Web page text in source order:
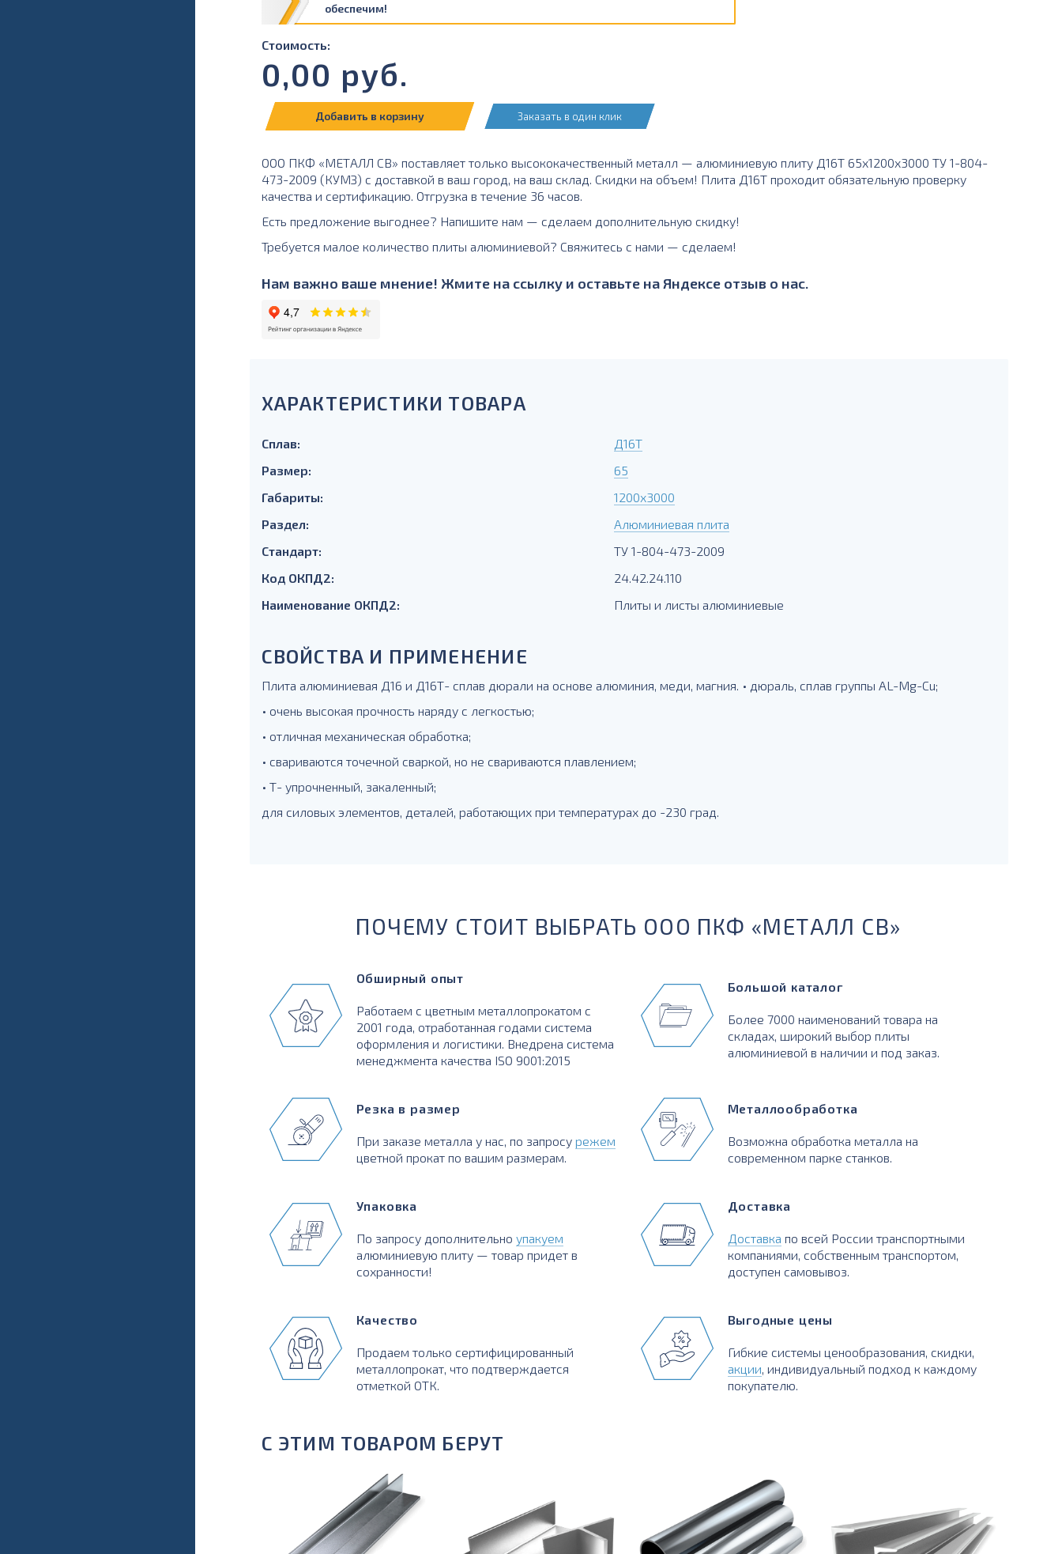
обеспечим!
Стоимость:
0,00 руб.
Добавить в корзину Заказать в один клик
ООО ПКФ «МЕТАЛЛ СВ» поставляет только высококачественный металл — алюминиевую плиту Д16Т 65х1200х3000 ТУ 1-804-
473-2009 (КУМЗ) с доставкой в ваш город, на ваш склад. Скидки на объем! Плита Д16Т проходит обязательную проверку
качества и сертификацию. Отгрузка в течение 36 часов.
Есть предложение выгоднее? Напишите нам — сделаем дополнительную скидку!
Требуется малое количество плиты алюминиевой? Свяжитесь с нами — сделаем!
Нам важно ваше мнение! Жмите на ссылку и оставьте на Яндексе отзыв о нас.
ХАРАКТЕРИСТИКИ ТОВАРА
Сплав:
Д16Т
Размер:
65
Габариты:
1200х3000
Раздел:
Алюминиевая плита
Стандарт:
ТУ 1-804-473-2009
Код ОКПД2:
24.42.24.110
Наименование ОКПД2:
Плиты и листы алюминиевые
СВОЙСТВА И ПРИМЕНЕНИЕ
Плита алюминиевая Д16 и Д16Т- сплав дюрали на основе алюминия, меди, магния. • дюраль, сплав группы AL-Mg-Cu;
• очень высокая прочность наряду с легкостью;
• отличная механическая обработка;
• свариваются точечной сваркой, но не свариваются плавлением;
• Т- упрочненный, закаленный;
для силовых элементов, деталей, работающих при температурах до -230 град.
ПОЧЕМУ СТОИТ ВЫБРАТЬ ООО ПКФ «МЕТАЛЛ СВ»
Обширный опыт
Работаем с цветным металлопрокатом с
2001 года, отработанная годами система
оформления и логистики. Внедрена система
менеджмента качества ISO 9001:2015
Резка в размер
При заказе металла у нас, по запросу режем
цветной прокат по вашим размерам.
Упаковка
По запросу дополнительно упакуем
алюминиевую плиту — товар придет в
сохранности!
Качество
Продаем только сертифицированный
металлопрокат, что подтверждается
отметкой ОТК.
Большой каталог
Более 7000 наименований товара на
складах, широкий выбор плиты
алюминиевой в наличии и под заказ.
Металлообработка
Возможна обработка металла на
современном парке станков.
Доставка
Доставка по всей России транспортными
компаниями, собственным транспортом,
доступен самовывоз.
Выгодные цены
Гибкие системы ценообразования, скидки,
акции, индивидуальный подход к каждому
покупателю.
С ЭТИМ ТОВАРОМ БЕРУТ